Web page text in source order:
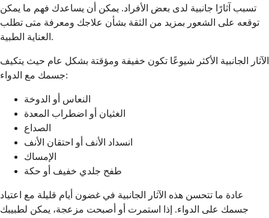
تسبب آثارًا جانبية لدى بعض الأفراد. يمكن أن يساعدك فهم ما يمكن
توقعه على الشعور بمزيد من الثقة بشأن علاجك ومعرفة متى تطلب
العناية الطبية.
الآثار الجانبية الأكثر شيوعًا تكون خفيفة ومؤقتة بشكل عام حيث يتكيف
جسمك مع الدواء:
النعاس أو الدوخة
الغثيان أو اضطراب المعدة
الصداع
انسداد الأنف أو احتقان الأنف
الإمساك
طفح جلدي خفيف أو حكة
عادة ما تتحسن هذه الآثار الجانبية في غضون أيام قليلة مع اعتياد
جسمك على الدواء. إذا استمرت أو أصبحت مزعجة، يمكن لطبيبك